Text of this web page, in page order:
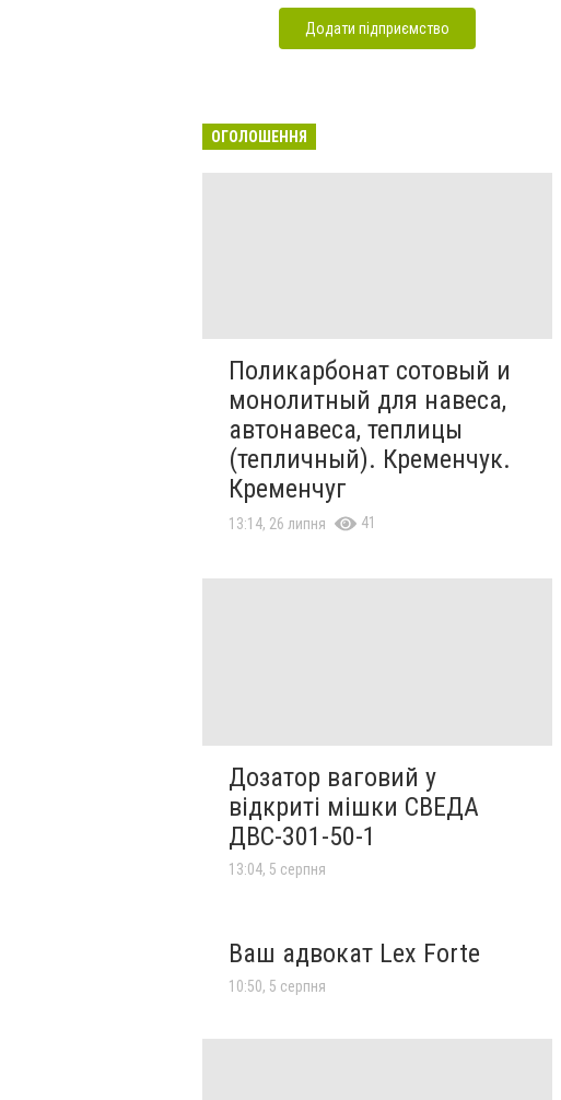
Додати підприємство
ОГОЛОШЕННЯ
Поликарбонат сотовый и
монолитный для навеса,
автонавеса, теплицы
(тепличный). Кременчук.
Кременчуг
13:14, 26 липня 41
Дозатор ваговий у
відкриті мішки СВЕДА
ДВС-301-50-1
13:04, 5 серпня
Ваш адвокат Lex Forte
10:50, 5 серпня